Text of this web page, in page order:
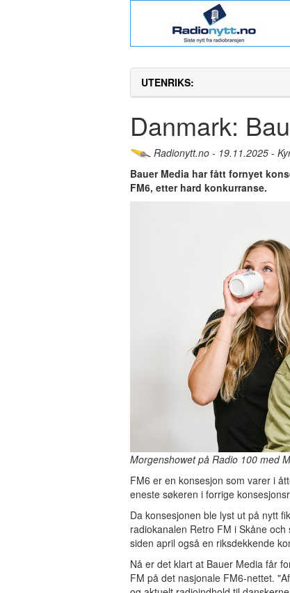
UTENRIKS:
Danmark:
Radionytt.no - 19.11.2025 -
Bauer Media har fått fornyet
FM6, etter hard konkurranse.
Morgenshowet på Radio 100 med
FM6 er en konsesjon som varer i
eneste søkeren i forrige
Da konsesjonen ble lyst ut på nytt
radiokanalen Retro FM i Skåne
siden april også en riksdekkende
Nå er det klart at Bauer Media får
FM på det nasjonale FM6-nettet.